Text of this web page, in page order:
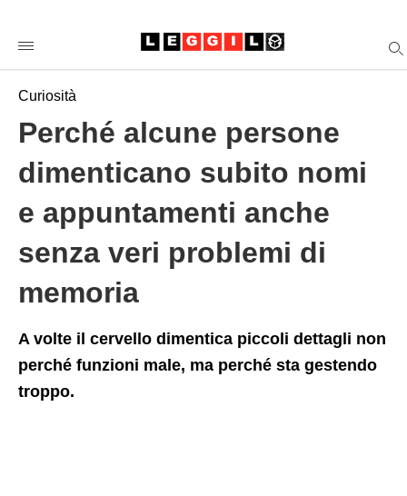
/2026/05/12/perche-
dimenticano-
subito-
nomi-
anche-
senza-
problemi-
Curiosità
Perché alcune persone
dimenticano subito nomi
e appuntamenti anche
senza veri problemi di
memoria
A volte il cervello dimentica piccoli dettagli non
perché funzioni male, ma perché sta gestendo
troppo.